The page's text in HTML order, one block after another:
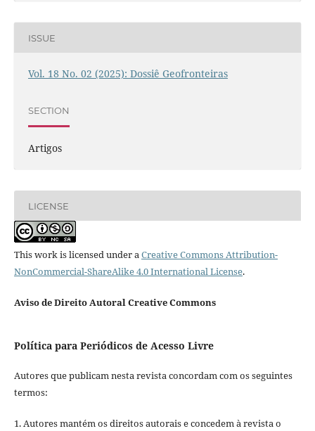
ISSUE
Vol. 18 No. 02 (2025): Dossiê Geofronteiras
SECTION
Artigos
LICENSE
This work is licensed under aCreative Commons Attribution-
NonCommercial-ShareAlike 4.0 International License.
Aviso de Direito Autoral Creative Commons
Política para Periódicos de Acesso Livre
Autores que publicam nesta revista concordam com os seguintes
termos:
1. Autores mantém os direitos autorais e concedem à revista o